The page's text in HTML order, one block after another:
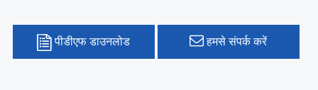
पीडीएफ डाउनलोड हमसे संपर्क करें